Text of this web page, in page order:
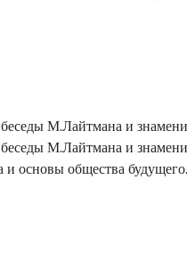
М.Лайтмана и
М.Лайтмана и
и основы общества будущего.